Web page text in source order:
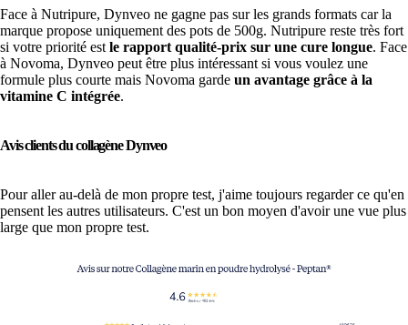
Face à Nutripure, Dynveo ne gagne pas sur les grands formats car la
marque propose uniquement des pots de 500g. Nutripure reste très fort
si votre priorité est le rapport qualité-prix sur une cure longue. Face
à Novoma, Dynveo peut être plus intéressant si vous voulez une
formule plus courte mais Novoma garde un avantage grâce à la
vitamine C intégrée.
Avis clients du collagène Dynveo
Pour aller au-delà de mon propre test, j'aime toujours regarder ce qu'en
pensent les autres utilisateurs. C'est un bon moyen d'avoir une vue plus
large que mon propre test.